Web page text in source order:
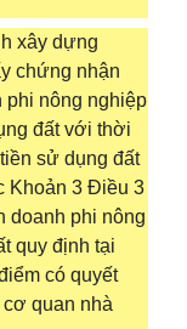
xây dựng
chứng nhận
phi nông nghiệp
đất với thời
sử dụng đất
Khoản 3 Điều 3
doanh phi nông
quy định tại
có quyết
quan nhà